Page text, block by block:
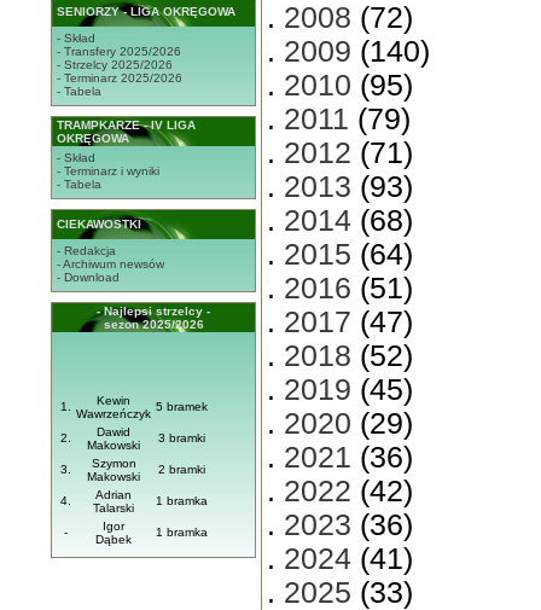
SENIORZY - LIGA OKRĘGOWA
- Skład
- Transfery 2025/2026
- Strzelcy 2025/2026
- Terminarz 2025/2026
- Tabela
TRAMPKARZE - IV LIGA
OKRĘGOWA
- Skład
- Terminarz i wyniki
- Tabela
CIEKAWOSTKI
- Redakcja
- Archiwum newsów
- Download
- Najlepsi strzelcy -
sezon 2025/2026
1.
Kewin
Wawrzeńczyk
5 bramek
2.
Dawid
Makowski
3 bramki
3.
Szymon
Makowski
2 bramki
4.
Adrian
Talarski
1 bramka
-
Igor
Dąbek
1 bramka
. 2008 (72)
. 2009 (140)
. 2010 (95)
. 2011 (79)
. 2012 (71)
. 2013 (93)
. 2014 (68)
. 2015 (64)
. 2016 (51)
. 2017 (47)
. 2018 (52)
. 2019 (45)
. 2020 (29)
. 2021 (36)
. 2022 (42)
. 2023 (36)
. 2024 (41)
. 2025 (33)